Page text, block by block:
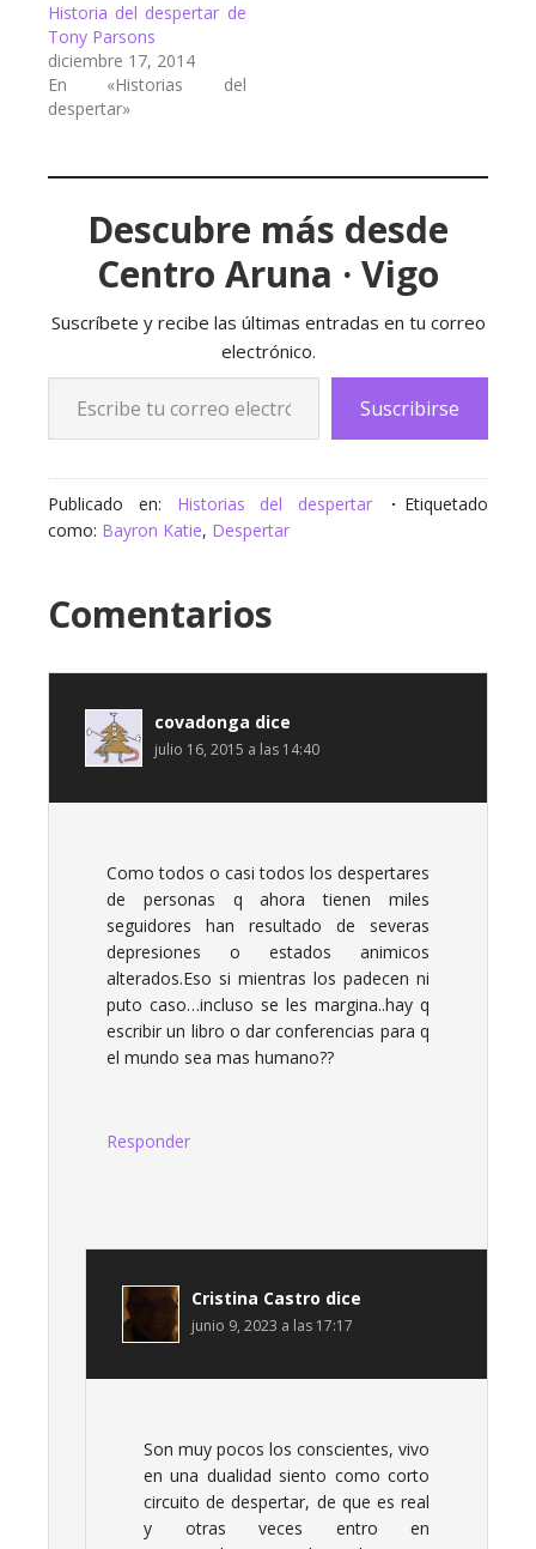
Historia del despertar de
Tony Parsons
diciembre 17, 2014
En «Historias del
despertar»
Descubre más desde
Centro Aruna · Vigo
Suscríbete y recibe las últimas entradas en tu correo
electrónico.
Escribe tu correo electrónico…
Suscribirse
Publicado en: Historias del despertar
Etiquetado
como: Bayron Katie, Despertar
Comentarios
covadonga dice
julio 16, 2015 a las 14:40
Como todos o casi todos los despertares
de personas q ahora tienen miles
seguidores han resultado de severas
depresiones o estados animicos
alterados.Eso si mientras los padecen ni
puto caso…incluso se les margina..hay q
escribir un libro o dar conferencias para q
el mundo sea mas humano??
Responder
Cristina Castro dice
junio 9, 2023 a las 17:17
Son muy pocos los conscientes, vivo
en una dualidad siento como corto
circuito de despertar, de que es real
y otras veces entro en